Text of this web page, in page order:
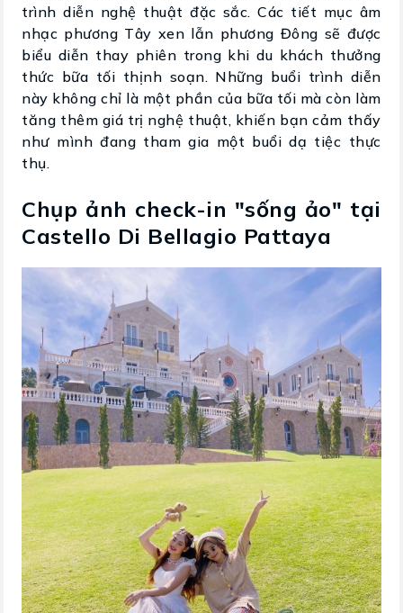
trình diễn nghệ thuật đặc sắc. Các tiết mục âm
nhạc phương Tây xen lẫn phương Đông sẽ được
biểu diễn thay phiên trong khi du khách thưởng
thức bữa tối thịnh soạn. Những buổi trình diễn
này không chỉ là một phần của bữa tối mà còn làm
tăng thêm giá trị nghệ thuật, khiến bạn cảm thấy
như mình đang tham gia một buổi dạ tiệc thực
thụ.
Chụp ảnh check-in "sống ảo" tại
Castello Di Bellagio Pattaya